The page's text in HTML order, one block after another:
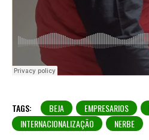
TAGS: BEJA EMPRESARIOS
INTERNACIONALIZAÇÃO
NERBE